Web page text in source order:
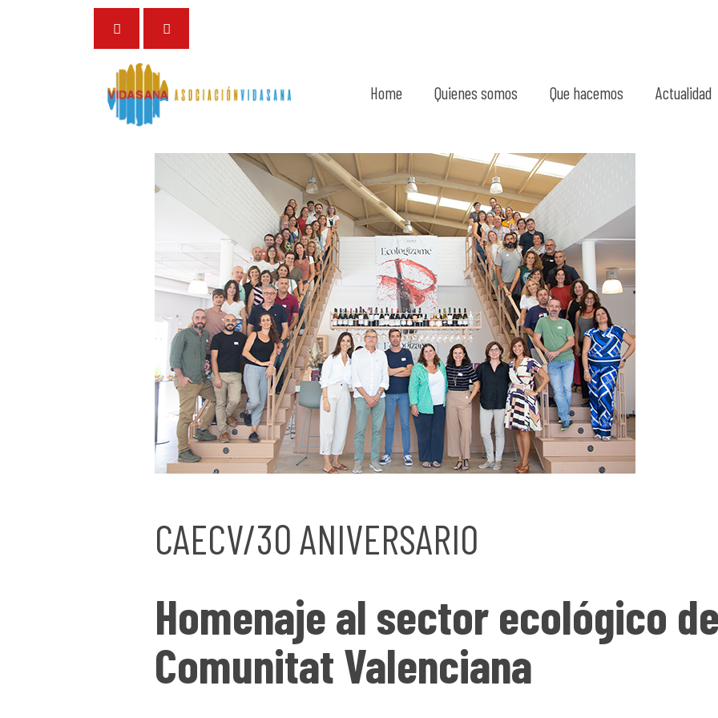
Home Quienes somos Que hacemos Actualidad
6 de mayo de 2024
CAECV/30 ANIVERSARIO
Homenaje al sector ecológico
Comunitat Valenciana